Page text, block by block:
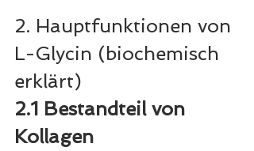
2. Hauptfunktionen von
L-Glycin (biochemisch
erklärt)
2.1 Bestandteil von
Kollagen